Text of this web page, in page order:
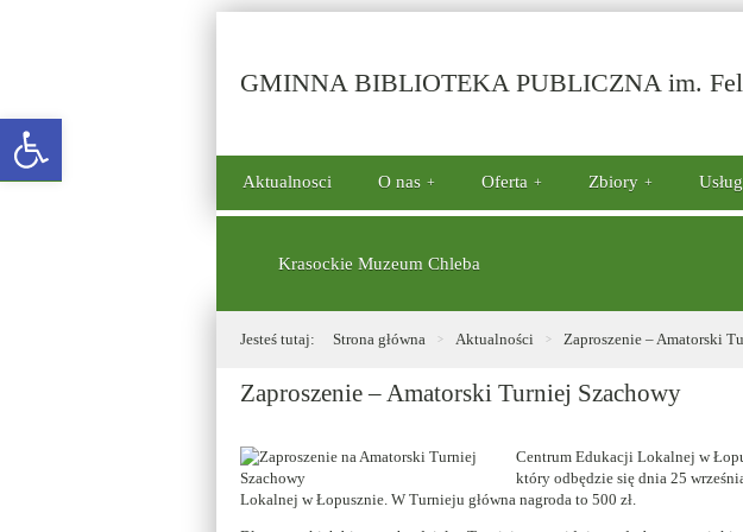
Open toolbar
GMINNA BIBLIOTEKA PUBLICZNA im.
Aktualnosci O nas Oferta Zbiory
Krasockie Muzeum Chleba
Jesteś tutaj: Strona główna Aktualności Zaproszenie – Amatorski
Zaproszenie – Amatorski Turniej Szachowy
Centrum Edukacji Lokalnej w
który odbędzie się dnia 25
Lokalnej w Łopusznie. W Turnieju główna nagroda to 500 zł.